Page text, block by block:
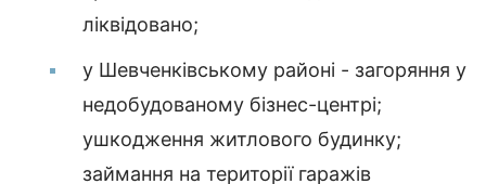
ліквідовано;
у Шевченківському районі - загоряння у
недобудованому бізнес-центрі;
ушкодження житлового будинку;
займання на території гаражів